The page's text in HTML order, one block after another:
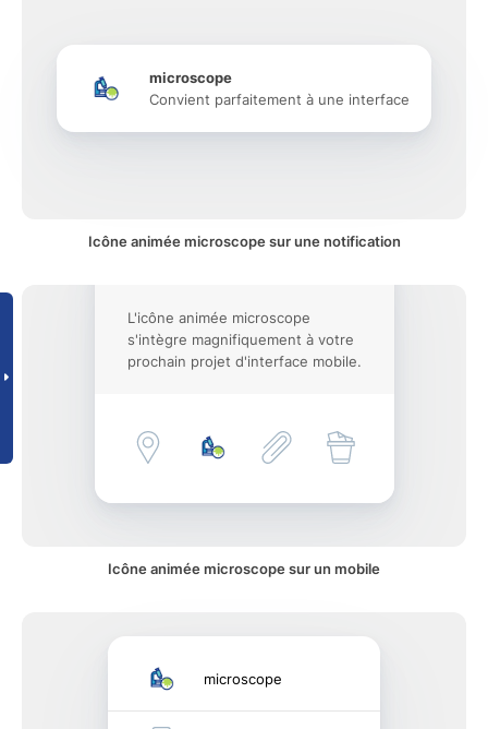
microscope
Convient parfaitement à une interface
Icône animée microscope sur une notification
L'icône animée microscope
s'intègre magnifiquement à votre
prochain projet d'interface mobile.
Icône animée microscope sur un mobile
microscope